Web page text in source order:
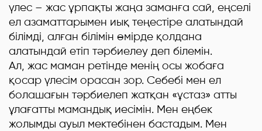
үлес – жас ұрпақты жаңа заманға сай, еңселі
ел азаматтарымен иық теңестіре алатындай
білімді, алған білімін өмірде қолдана
алатындай етіп тәрбиелеу деп білемін.
Ал, жас маман ретінде менің осы жобаға
қосар үлесім орасан зор. Себебі мен ел
болашағын тәрбиелеп жатқан «ұстаз» атты
ұлағатты мамандық иесімін. Мен еңбек
жолымды ауыл мектебінен бастадым. Мен